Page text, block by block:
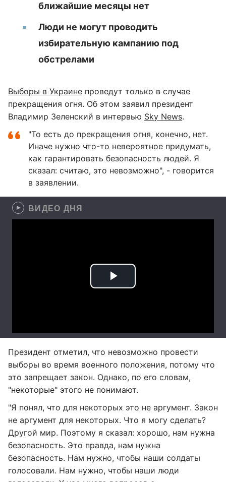
ближайшие месяцы нет
Люди не могут проводить
избирательную кампанию под
обстрелами
Выборы в Украине проведут только в случае
прекращения огня. Об этом заявил президент
Владимир Зеленский в интервью Sky News.
"То есть до прекращения огня, конечно, нет.
Иначе нужно что-то невероятное придумать,
как гарантировать безопасность людей. Я
сказал: считаю, это невозможно", - говорится
в заявлении.
ВИДЕО ДНЯ
Президент отметил, что невозможно провести
выборы во время военного положения, потому что
это запрещает закон. Однако, по его словам,
"некоторые" этого не понимают.
"Я понял, что для некоторых это не аргумент. Закон
не аргумент для некоторых. Что я могу сделать?
Другой мир. Поэтому я сказал: хорошо, нам нужна
безопасность. Это правда, нам нужна
безопасность. Нам нужно, чтобы наши солдаты
голосовали. Нам нужно, чтобы наши люди